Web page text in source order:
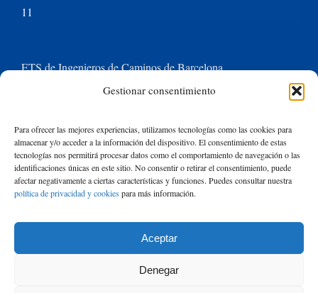
Gestionar consentimiento
Para ofrecer las mejores experiencias, utilizamos tecnologías como las cookies para
almacenar y/o acceder a la información del dispositivo. El consentimiento de estas
tecnologías nos permitirá procesar datos como el comportamiento de navegación o las
identificaciones únicas en este sitio. No consentir o retirar el consentimiento, puede
afectar negativamente a ciertas características y funciones. Puedes consultar nuestra
política de privacidad y cookiespara más información.
Aceptar
Denegar
11
ETS de Ingenieros de Caminos de Barcelona
Universitat Politècnica de Catalunya BarcelonaTech
Contacte con nosotros
Buscar:
2026 de Rafael Mujeriego | Todos los derechos reservados